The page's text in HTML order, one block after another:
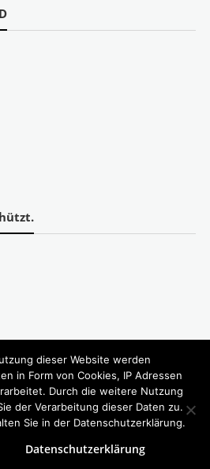
. Alle Rechte vorbehalten. Theme:eStorevon ThemeGrill.
dieser Website werden
in Form von Cookies, IP Adressen
Durch die weitere Nutzung
der Verarbeitung dieser Daten zu.
Sie in der Datenschutzerklärung.
Datenschutzerklärung